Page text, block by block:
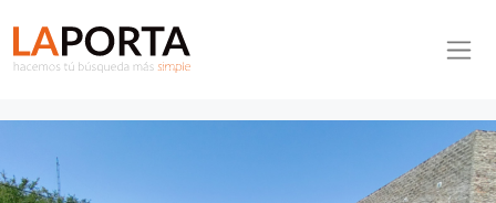
Inicio
Casa ID.1332/Casa-en-venta-en-Salto - Casa en venta en